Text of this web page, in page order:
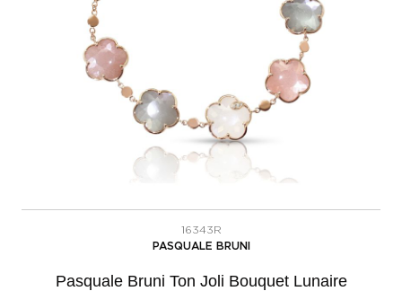
16343R
PASQUALE BRUNI
Pasquale Bruni Ton Joli Bouquet Lunaire